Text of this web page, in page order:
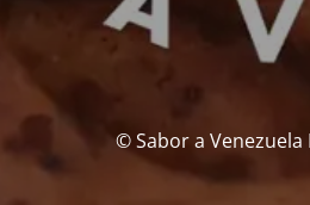
© Sabor a Venezuela